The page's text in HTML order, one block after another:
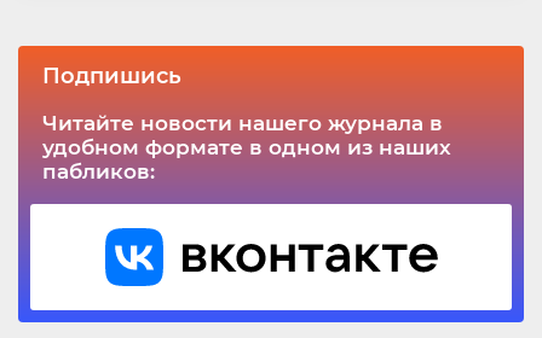
Подпишись
Читайте новости нашего журнала в
удобном формате в одном из наших
пабликов: